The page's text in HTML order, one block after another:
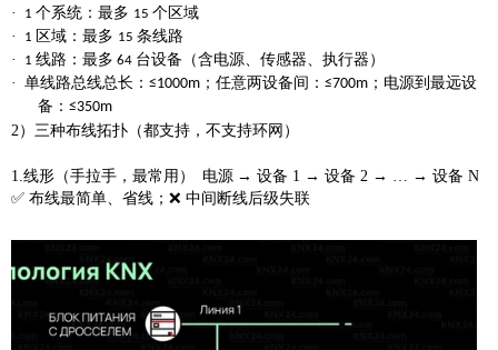
·
1 个系统：最多 15 个区域
·
1 区域：最多 15 条线路
·
1 线路： 最多 64 台设备 （含电源、传感器、执行器）
· 单线路总线总长： ≤1000m ；任意两设备间： ≤700m ；电源到最远设
备： ≤350m
2）三种布线拓扑（都支持， 不支持环网 ）
1.线形（手拉手，最常用） 电源 → 设备 1 → 设备 2 → … → 设备 N
✅ 布线最简单、省线；❌ 中间断线后级失联